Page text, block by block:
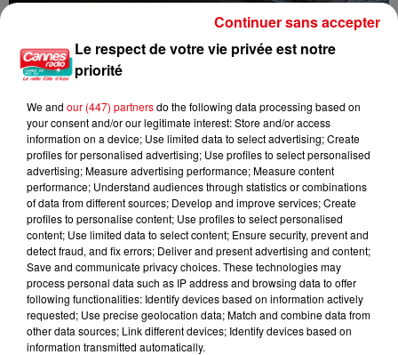
Nuits des étoiles 2026 : trois soirées pour observer le ciel et...
Le respect de votre vie privée est notre
priorité
We and our (447) partnersdo the following data processing based on
your consent and/or our legitimate interest: Store and/or access
information on a device; Use limited data to select advertising; Create
profiles for personalised advertising; Use profiles to select personalised
advertising; Measure advertising performance; Measure content
performance; Understand audiences through statistics or combinations
of data from different sources; Develop and improve services; Create
profiles to personalise content; Use profiles to select personalised
content; Use limited data to select content; Ensure security, prevent and
detect fraud, and fix errors; Deliver and present advertising and content;
Save and communicate privacy choices. These technologies may
process personal data such as IP address and browsing data to offer
following functionalities: Identify devices based on information actively
requested; Use precise geolocation data; Match and combine data from
other data sources; Link different devices; Identify devices based on
information transmitted automatically.
Continuer sans accepter